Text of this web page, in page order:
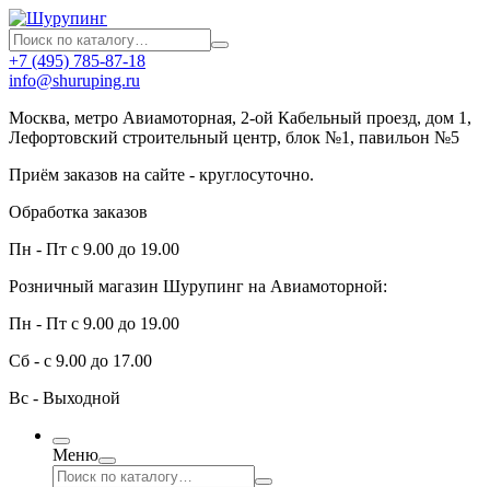
+7 (495) 785-87-18
info@shuruping.ru
Москва, метро Авиамоторная, 2-ой Кабельный проезд, дом 1,
Лефортовский строительный центр, блок №1, павильон №5
Приём заказов на сайте - круглосуточно.
Обработка заказов
Пн - Пт с 9.00 до 19.00
Розничный магазин Шурупинг на Авиамоторной:
Пн - Пт с 9.00 до 19.00
Сб - с 9.00 до 17.00
Вс - Выходной
Меню